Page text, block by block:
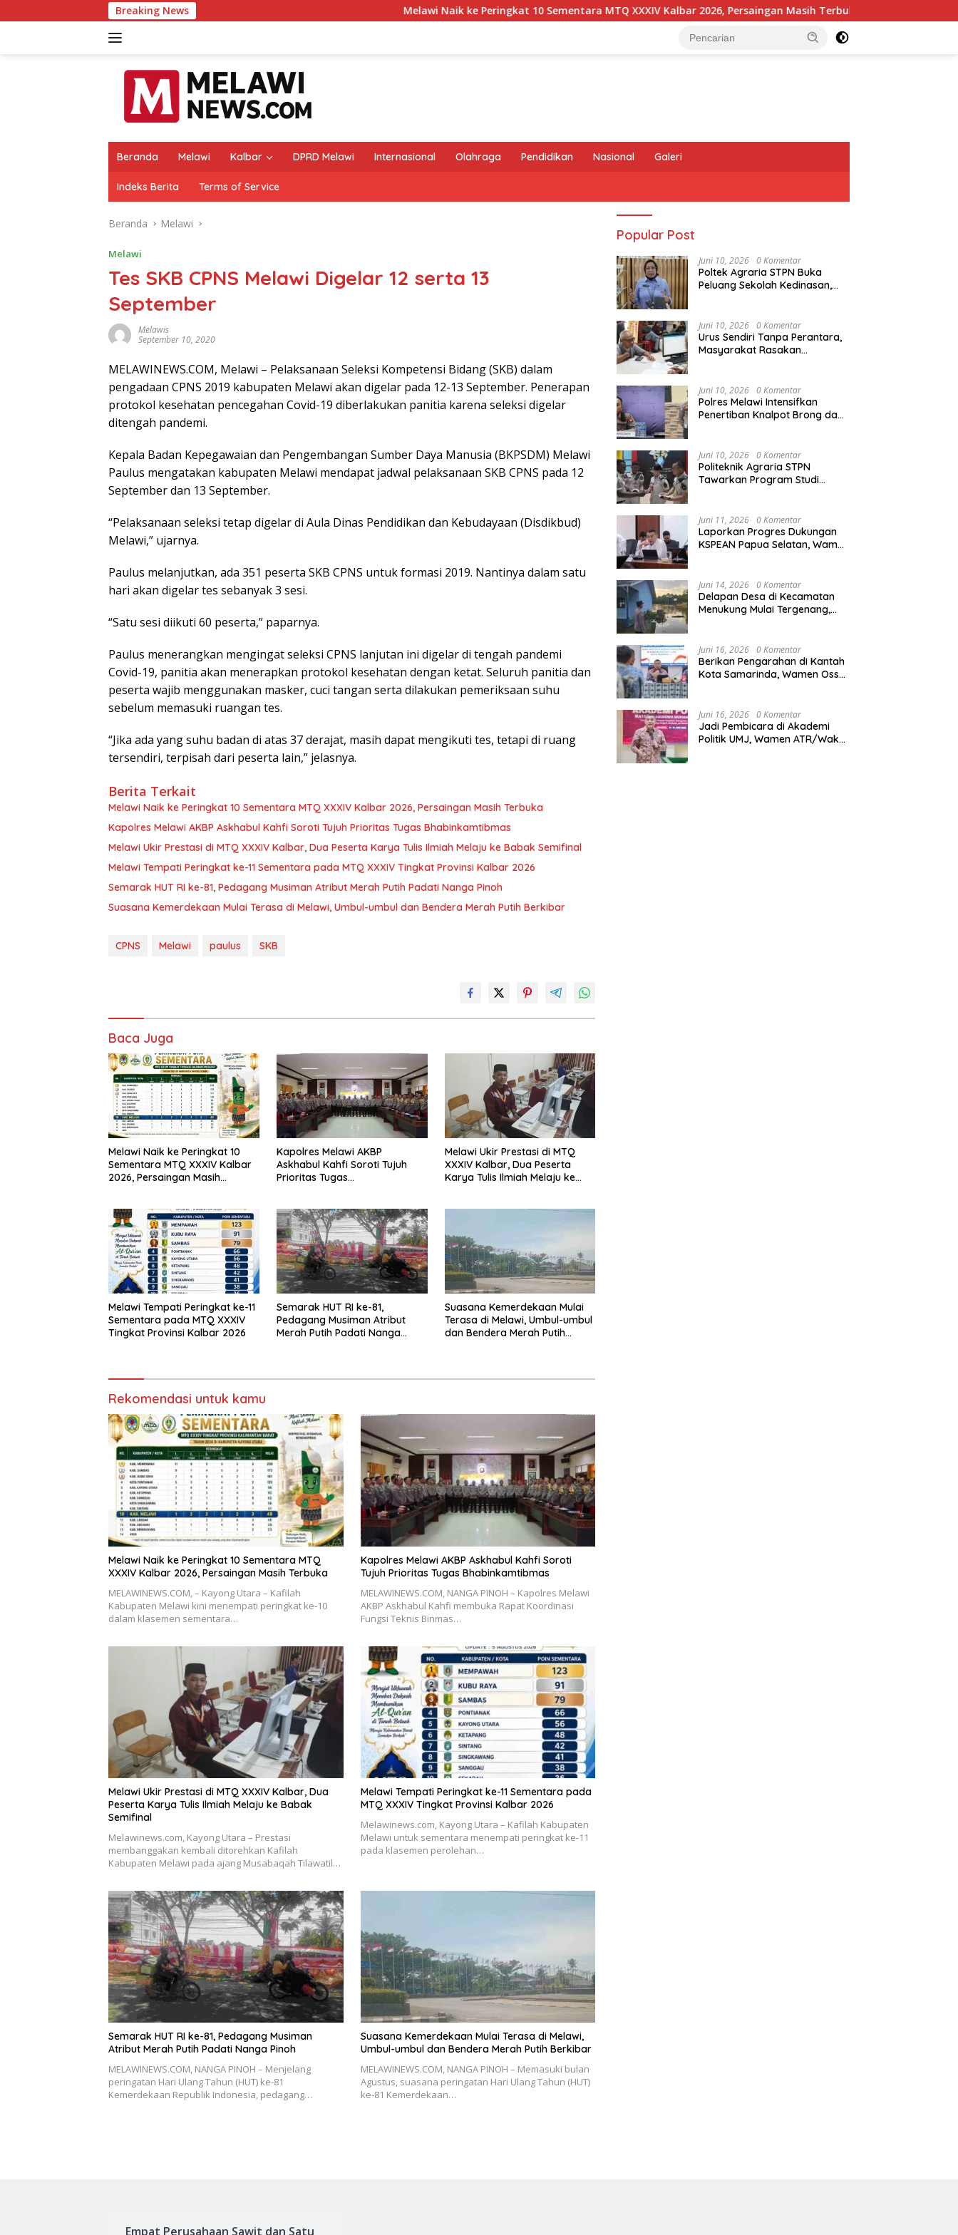
ke
Breaking News Melawi Naik ke Peringkat 10 Sementara MTQ XXXIV Kalbar 2026, Persaingan Masih Terbuka Kapolres Melawi AKBP
Beranda Melawi Kalbar DPRD Melawi Internasional Olahraga Pendidikan Nasional Galeri
Indeks Berita Terms of Service
Beranda Melawi
Melawi
Tes SKB CPNS Melawi Digelar 12 serta 13
September
Melawis
September 10, 2020
MELAWINEWS.COM, Melawi – Pelaksanaan Seleksi Kompetensi Bidang (SKB) dalam
pengadaan CPNS 2019 kabupaten Melawi akan digelar pada 12-13 September. Penerapan
protokol kesehatan pencegahan Covid-19 diberlakukan panitia karena seleksi digelar
ditengah pandemi.
Kepala Badan Kepegawaian dan Pengembangan Sumber Daya Manusia (BKPSDM) Melawi
Paulus mengatakan kabupaten Melawi mendapat jadwal pelaksanaan SKB CPNS pada 12
September dan 13 September.
“Pelaksanaan seleksi tetap digelar di Aula Dinas Pendidikan dan Kebudayaan (Disdikbud)
Melawi,” ujarnya.
Paulus melanjutkan, ada 351 peserta SKB CPNS untuk formasi 2019. Nantinya dalam satu
hari akan digelar tes sebanyak 3 sesi.
“Satu sesi diikuti 60 peserta,” paparnya.
Paulus menerangkan mengingat seleksi CPNS lanjutan ini digelar di tengah pandemi
Covid-19, panitia akan menerapkan protokol kesehatan dengan ketat. Seluruh panitia dan
peserta wajib menggunakan masker, cuci tangan serta dilakukan pemeriksaan suhu
sebelum memasuki ruangan tes.
“Jika ada yang suhu badan di atas 37 derajat, masih dapat mengikuti tes, tetapi di ruang
tersendiri, terpisah dari peserta lain,” jelasnya.
Berita Terkait
Melawi Naik ke Peringkat 10 Sementara MTQ XXXIV Kalbar 2026, Persaingan Masih Terbuka
Kapolres Melawi AKBP Askhabul Kahfi Soroti Tujuh Prioritas Tugas Bhabinkamtibmas
Melawi Ukir Prestasi di MTQ XXXIV Kalbar, Dua Peserta Karya Tulis Ilmiah Melaju ke Babak Semifinal
Melawi Tempati Peringkat ke-11 Sementara pada MTQ XXXIV Tingkat Provinsi Kalbar 2026
Semarak HUT RI ke-81, Pedagang Musiman Atribut Merah Putih Padati Nanga Pinoh
Suasana Kemerdekaan Mulai Terasa di Melawi, Umbul-umbul dan Bendera Merah Putih Berkibar
CPNS Melawi paulus SKB
Baca Juga
Melawi Naik ke Peringkat 10
Sementara MTQ XXXIV Kalbar
2026, Persaingan Masih
Kapolres Melawi AKBP
Askhabul Kahfi Soroti Tujuh
Prioritas Tugas
Melawi Ukir Prestasi di MTQ
XXXIV Kalbar, Dua Peserta
Karya Tulis Ilmiah Melaju ke
Melawi Tempati Peringkat ke-11
Sementara pada MTQ XXXIV
Tingkat Provinsi Kalbar 2026
Semarak HUT RI ke-81,
Pedagang Musiman Atribut
Merah Putih Padati Nanga
Suasana Kemerdekaan Mulai
Terasa di Melawi, Umbul-umbul
dan Bendera Merah Putih
Rekomendasi untuk kamu
Melawi Naik ke Peringkat 10 Sementara MTQ
XXXIV Kalbar 2026, Persaingan Masih Terbuka
MELAWINEWS.COM, – Kayong Utara – Kafilah
Kabupaten Melawi kini menempati peringkat ke-10
dalam klasemen sementara…
Kapolres Melawi AKBP Askhabul Kahfi Soroti
Tujuh Prioritas Tugas Bhabinkamtibmas
MELAWINEWS.COM, NANGA PINOH – Kapolres Melawi
AKBP Askhabul Kahfi membuka Rapat Koordinasi
Fungsi Teknis Binmas…
Melawi Ukir Prestasi di MTQ XXXIV Kalbar, Dua
Peserta Karya Tulis Ilmiah Melaju ke Babak
Semifinal
Melawinews.com, Kayong Utara – Prestasi
membanggakan kembali ditorehkan Kafilah
Kabupaten Melawi pada ajang Musabaqah Tilawatil…
Melawi Tempati Peringkat ke-11 Sementara pada
MTQ XXXIV Tingkat Provinsi Kalbar 2026
Melawinews.com, Kayong Utara – Kafilah Kabupaten
Melawi untuk sementara menempati peringkat ke-11
pada klasemen perolehan…
Semarak HUT RI ke-81, Pedagang Musiman
Atribut Merah Putih Padati Nanga Pinoh
MELAWINEWS.COM, NANGA PINOH – Menjelang
peringatan Hari Ulang Tahun (HUT) ke-81
Kemerdekaan Republik Indonesia, pedagang…
Suasana Kemerdekaan Mulai Terasa di Melawi,
Umbul-umbul dan Bendera Merah Putih Berkibar
MELAWINEWS.COM, NANGA PINOH – Memasuki bulan
Agustus, suasana peringatan Hari Ulang Tahun (HUT)
ke-81 Kemerdekaan…
Popular Post
Juni 10, 2026 0 Komentar
Poltek Agraria STPN Buka
Peluang Sekolah Kedinasan,
Agraria/Pertanahan dan Tata
Ruang
Juni 10, 2026 0 Komentar
Urus Sendiri Tanpa Perantara,
Masyarakat Rasakan
Juni 10, 2026 0 Komentar
Polres Melawi Intensifkan
Penertiban Knalpot Brong dan
Juni 10, 2026 0 Komentar
Politeknik Agraria STPN
Tawarkan Program Studi
Juni 11, 2026 0 Komentar
Laporkan Progres Dukungan
KSPEAN Papua Selatan, Wamen
Nasional
Juni 14, 2026 0 Komentar
Delapan Desa di Kecamatan
Menukung Mulai Tergenang,
Juni 16, 2026 0 Komentar
Berikan Pengarahan di Kantah
Kota Samarinda, Wamen Ossy:
Kalimantan Timur
Juni 16, 2026 0 Komentar
Jadi Pembicara di Akademi
Politik UMJ, Wamen ATR/Waka
Empat Perusahaan Sawit dan Satu